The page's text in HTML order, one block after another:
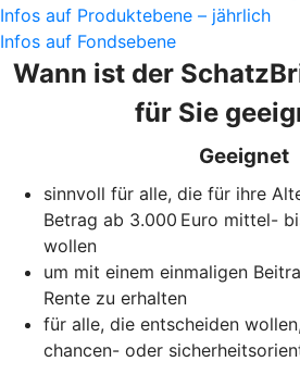
Infos auf Produktebene – jährlich
Infos auf Fondsebene
Wann ist der
für Sie
Geeignet
sinnvoll für alle, die für ihre
Betrag ab 3.000 Euro mittel-
wollen
um mit einem einmaligen
Rente zu erhalten
für alle, die entscheiden
chancen- oder